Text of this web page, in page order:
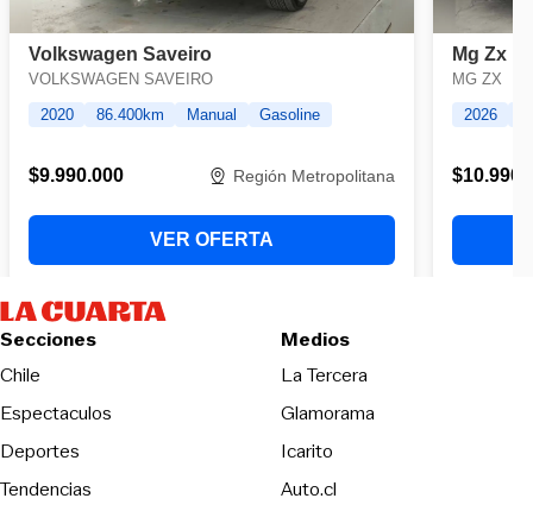
Secciones
Chile
Espectaculos
Deportes
Tendencias
Medios
La TerceraOpens in new
Glamorama
Icarito
Auto.cl